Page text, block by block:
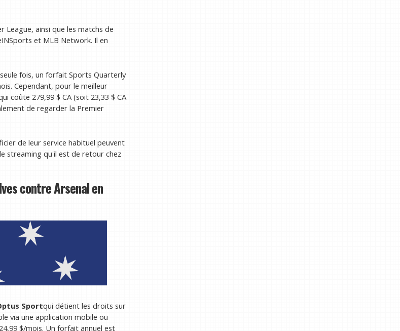
ainsi que les matchs de
et MLB Network. Il en
fois, un forfait Sports Quarterly
Cependant, pour le meilleur
coûte 279,99 $ CA (soit 23,33 $ CA
de regarder la Premier
de leur service habituel peuvent
streaming qu'il est de retour chez
contre Arsenal en
Sportqui détient les droits sur
via une application mobile ou
$/mois. Un forfait annuel est